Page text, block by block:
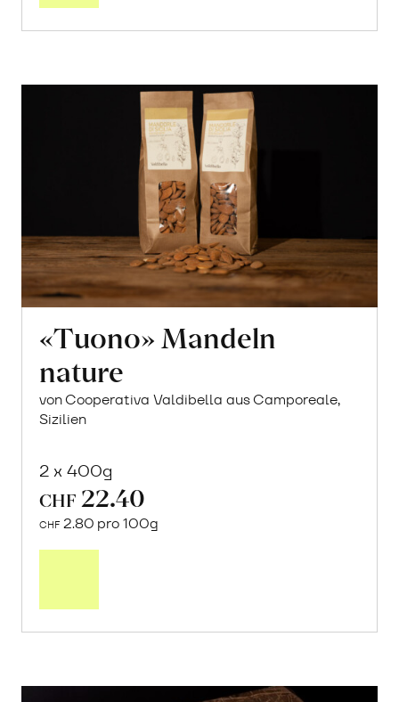
«Tuono» Mandeln
nature
von Cooperativa Valdibella aus Camporeale,
Sizilien
2 x 400g
CHF 22.40
CHF 2.80 pro 100g